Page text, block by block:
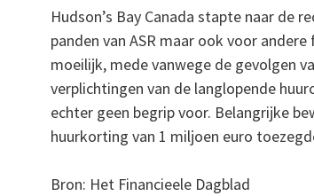
Hudson’s Bay Canada stapte naar de
panden van ASR maar ook voor
moeilijk, mede vanwege de gevolgen
verplichtingen van de langlopende
echter geen begrip voor. Belangrijke
huurkorting van 1 miljoen euro
Bron: Het Financieele Dagblad